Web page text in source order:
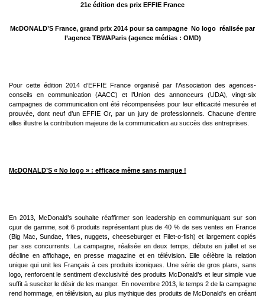
21e édition des prix EFFIE France
McDONALD’S France, grand prix 2014 pour sa campagne  No logo  réalisée par
l’agence TBWAParis (agence médias : OMD)
Pour cette édition 2014 d’EFFIE France organisé par l’Association des agences-
conseils en communication (AACC) et l’Union des annonceurs (UDA), vingt-six
campagnes de communication ont été récompensées pour leur efficacitémesurée et
prouvée, dont neuf d’un EFFIE Or, par un jury de professionnels. Chacune d’entre
elles illustre la contribution majeure de la communication au succès des entreprises.
McDONALD’S « No logo » : efficace même sans marque !
En 2013, McDonald’s souhaite réaffirmer son leadership en communiquant sur son
cµur de gamme, soit 6 produits représentant plus de 40 % de ses ventes en France
(Big Mac, Sundae, frites, nuggets, cheeseburger et Filet-o-fish) et largement copiés
par ses concurrents. La campagne, réalisée en deux temps, débute en juillet et se
décline enaffichage, en presse magazine et en télévision. Elle célèbre la relation
unique qui unit les Français à ces produitsiconiques. Une série de gros plans, sans
logo, renforcent le sentiment d’exclusivité des produits McDonald’s et leursimple vue
suffit à susciter le désir de les manger. En novembre 2013, le temps 2 de la campagne
rend hommage, en télévision, au plus mythique des produits de McDonald’s en créant